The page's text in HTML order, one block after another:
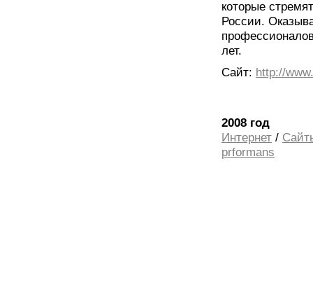
которые
России.
лет.
Сайт: http://
2008 год
Интернет /
prformans